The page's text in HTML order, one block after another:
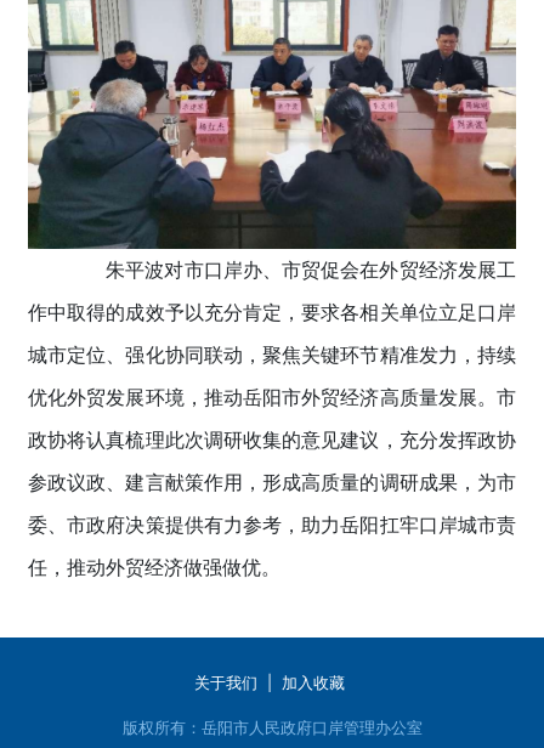
朱平波对市口岸办、市贸促会在外贸经济发展工
作中取得的成效予以充分肯定，要求各相关单位立足口岸
城市定位、强化协同联动，聚焦关键环节精准发力，持续
优化外贸发展环境，推动岳阳市外贸经济高质量发展。市
政协将认真梳理此次调研收集的意见建议，充分发挥政协
参政议政、建言献策作用，形成高质量的调研成果，为市
委、市政府决策提供有力参考，助力岳阳扛牢口岸城市责
任，推动外贸经济做强做优。
关于我们 加入收藏
版权所有：岳阳市人民政府口岸管理办公室